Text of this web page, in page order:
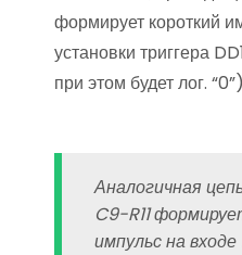
формирует короткий
установки триггера
при этом будет лог.
Аналогичная
C9-R11
импульс на